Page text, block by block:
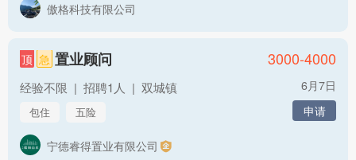
傲格科技有限公司
顶 急 置业顾问
经验不限 | 招聘1人 | 双城镇
包住 五险
宁德睿得置业有限公司
3000-4000
6月7日
申请